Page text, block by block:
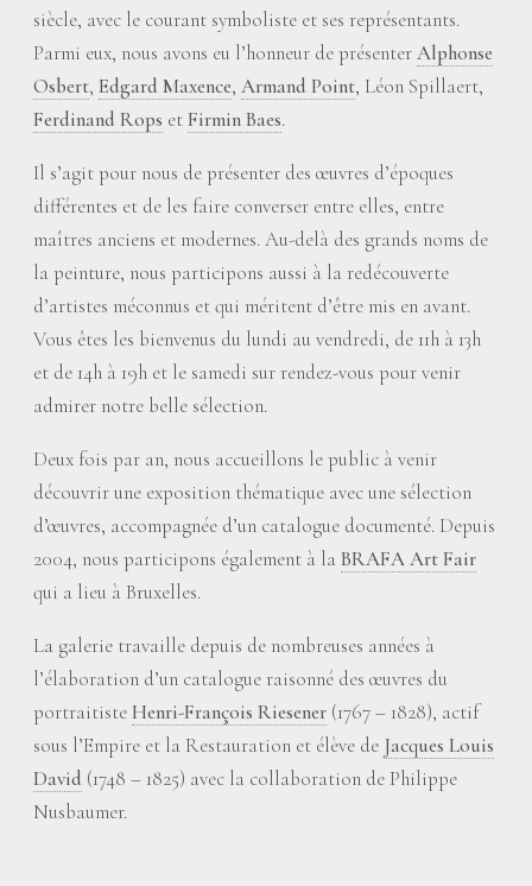
siècle, avec le courant symboliste et ses représentants.
Parmi eux, nous avons eu l’honneur de présenterAlphonse
Osbert, Edgard Maxence, Armand Point, Léon Spillaert,
Ferdinand Rops etFirmin Baes.
Il s’agit pour nous de présenter des œuvres d’époques
différentes et de les faire converser entre elles, entre
maîtres anciens et modernes. Au-delà des grands noms de
la peinture, nous participons aussi à la redécouverte
d’artistes méconnus et qui méritent d’être mis en avant.
Vous êtes les bienvenus du lundi au vendredi, de 11h à 13h
et de 14h à 19h et le samedi sur rendez-vous pour venir
admirer notre belle sélection.
Deux fois par an, nous accueillons le public à venir
découvrir une exposition thématique avec une sélection
d’œuvres, accompagnée d’un catalogue documenté. Depuis
2004, nous participons également à la BRAFA Art Fair
qui a lieu à Bruxelles.
La galerie travaille depuis de nombreuses années à
l’élaboration d’un catalogue raisonné des œuvres du
portraitisteHenri-François Riesener (1767 – 1828), actif
sous l’Empire et la Restauration et élève de Jacques Louis
David (1748 – 1825) avec la collaboration de Philippe
Nusbaumer.